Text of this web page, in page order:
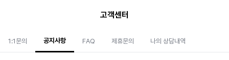
고객센터
1:1문의 공지사항 FAQ 제휴문의 나의 상담내역